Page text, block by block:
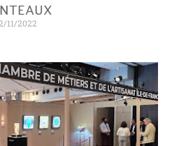
11/2022